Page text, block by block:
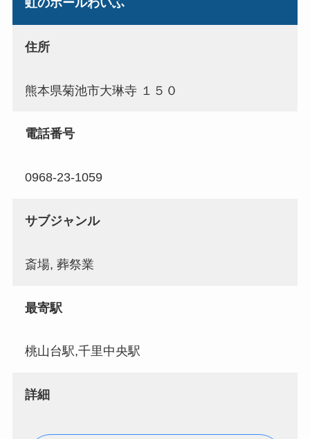
住所
熊本県菊池市大琳寺 １５０
電話番号
0968-23-1059
サブジャンル
斎場, 葬祭業
最寄駅
桃山台駅,千里中央駅
詳細